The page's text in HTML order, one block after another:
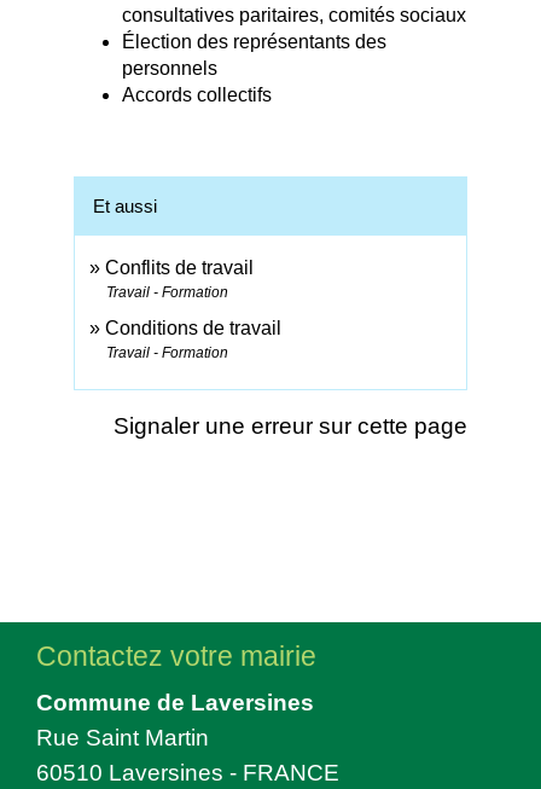
consultatives paritaires, comités sociaux
Élection des représentants des
personnels
Accords collectifs
Et aussi
Conflits de travail
Travail - Formation
Conditions de travail
Travail - Formation
Signaler une erreur sur cette page
Contactez votre mairie
Commune de Laversines
Rue Saint Martin
60510 Laversines - FRANCE